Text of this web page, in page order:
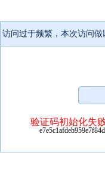
访问过于频繁，本次访问做
验证码初始化失败